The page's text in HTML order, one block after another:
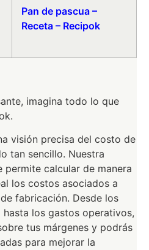
Pan de pascua –
Receta – Recipok
imagina todo lo que
visión precisa del costo de
tan sencillo. Nuestra
permite calcular de manera
los costos asociados a
fabricación. Desde los
los gastos operativos,
tus márgenes y podrás
para mejorar la